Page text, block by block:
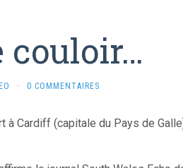
couloir…
· 0 COMMENTAIRES
Cardiff (capitale du Pays de